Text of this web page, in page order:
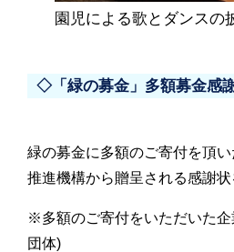
園児による歌とダンスの
◇「緑の募金」多額募金感
緑の募金に多額のご寄付を頂
推進機構から贈呈される感謝状
※多額のご寄付をいただいた企
団体)